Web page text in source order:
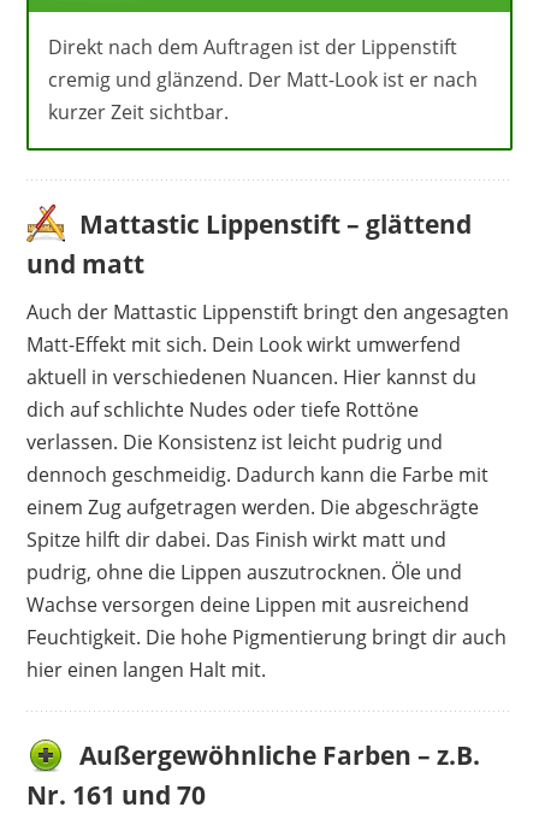
Direkt nach dem Auftragen ist der Lippenstift
cremig und glänzend. Der Matt-Look ist er nach
kurzer Zeit sichtbar.
Mattastic Lippenstift – glättend
und matt
Auch der Mattastic Lippenstift bringt den angesagten
Matt-Effekt mit sich. Dein Look wirkt umwerfend
aktuell in verschiedenen Nuancen. Hier kannst du
dich auf schlichte Nudes oder tiefe Rottöne
verlassen. Die Konsistenz ist leicht pudrig und
dennoch geschmeidig. Dadurch kann die Farbe mit
einem Zug aufgetragen werden. Die abgeschrägte
Spitze hilft dir dabei. Das Finish wirkt matt und
pudrig, ohne die Lippen auszutrocknen. Öle und
Wachse versorgen deine Lippen mit ausreichend
Feuchtigkeit. Die hohe Pigmentierung bringt dir auch
hier einen langen Halt mit.
Außergewöhnliche Farben – z.B.
Nr. 161 und 70